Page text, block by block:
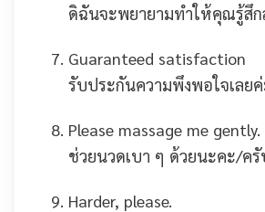
ดิฉันจะพยายามทำให้คุณรู้สึ
Guaranteed satisfaction
รับประกันความพึงพอใจเลย
Please massage me gently.
ช่วยนวดเบา ๆ ด้วยนะคะ/ครั
Harder, please.